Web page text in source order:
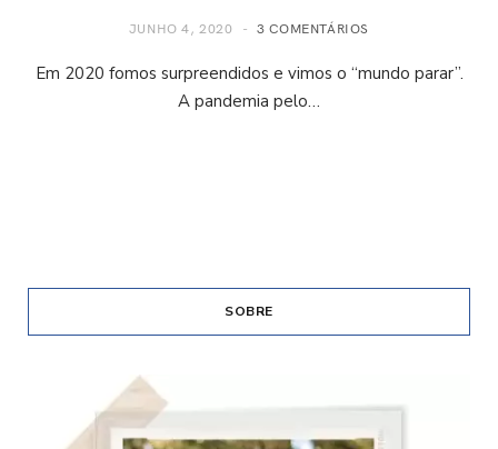
JUNHO 4, 2020 3 COMENTÁRIOS
Em 2020 fomos surpreendidos e vimos o “mundo parar”.
A pandemia pelo…
SOBRE